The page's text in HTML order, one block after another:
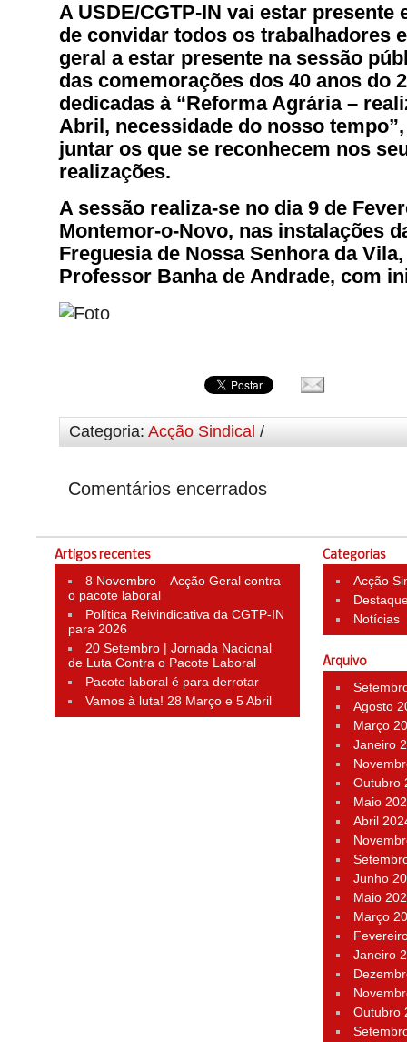
A USDE/CGTP-IN vai estar presente
de convidar todos os trabalhadores
geral a estar presente na sessão
das comemorações dos 40 anos do
dedicadas à “Reforma Agrária –
Abril, necessidade do nosso
juntar os que se reconhecem nos
realizações.
A sessão realiza-se no dia 9 de
Montemor-o-Novo, nas instalações
Freguesia de Nossa Senhora da
Professor Banha de Andrade, com
Categoria: Acção Sindical /
Comentários encerrados
Artigos recentes
8 Novembro – Acção Geral contra
o pacote laboral
Política Reivindicativa da CGTP-IN
para 2026
20 Setembro | Jornada Nacional
de Luta Contra o Pacote Laboral
Pacote laboral é para derrotar
Vamos à luta! 28 Março e 5 Abril
Categorias
Acção
Notícias
Arquivo
Agosto
Março
Janeiro
Outubro
Maio
Abril
Junho
Maio
Março
Janeiro
Outubro